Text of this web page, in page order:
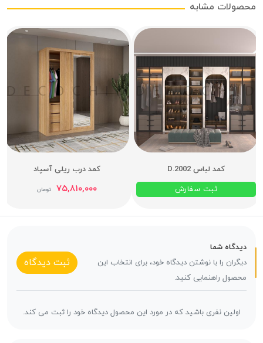
محصولات مشابه
کمد لباس D.2002
ثبت سفارش
کمد درب ریلی آسپاد
۷۵,۸۱۰,۰۰۰ تومان
دیدگاه شما
دیگران را با نوشتن دیدگاه خود، برای انتخاب این
محصول راهنمایی کنید.
ثبت دیدگاه
اولین نفری باشید که در مورد این محصول دیدگاه خود را ثبت می کند.